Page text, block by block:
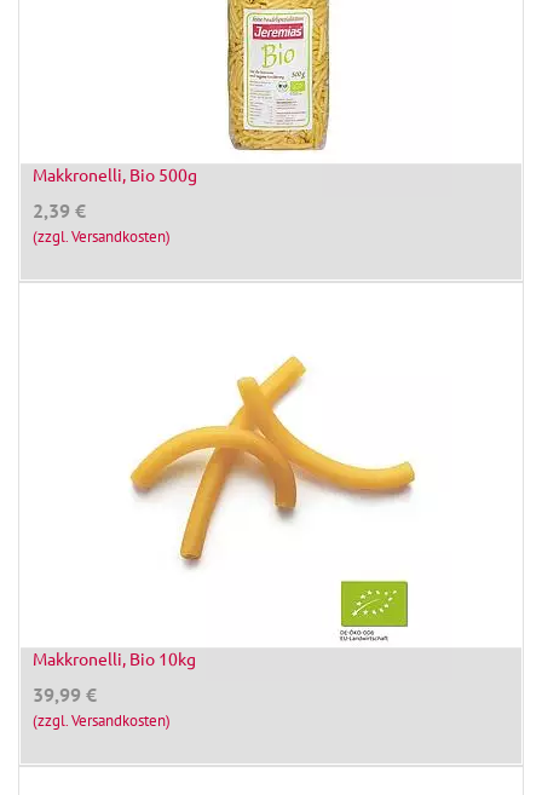
Makkronelli, Bio 500g
2,39 €
(zzgl. Versandkosten)
Makkronelli, Bio 10kg
39,99 €
(zzgl. Versandkosten)